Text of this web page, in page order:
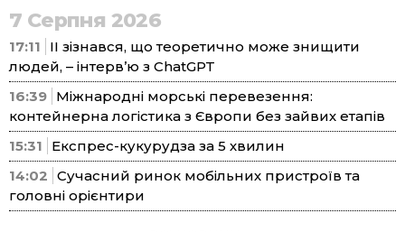
7 Серпня 2026
17:11
ІІ зізнався, що теоретично може знищити
людей, – інтерв’ю з ChatGPT
16:39 Міжнародні морські перевезення:
контейнерна логістика з Європи без зайвих етапів
15:31
Експрес-кукурудза за 5 хвилин
14:02 Сучасний ринок мобільних пристроїв та
головні орієнтири